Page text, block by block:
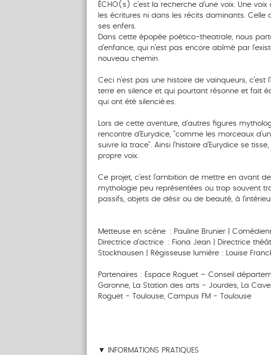
ÉCHO(s) c’est la recherche d’une voix. Une
les écritures ni dans les récits dominants. Celle
ses enfers.
Dans cette épopée poético-theatrale, nous
d’enfance, qui n’est pas encore abîmé par
nouveau chemin.
Ceci n’est pas une histoire de vainqueurs, c’est
terre en silence et qui pourtant résonne et fait
qui ont été silencié.es.
Lors de cette aventure, d’autres figures
rencontre d’Eurydice, "comme les morceaux
suivre la trace". Ainsi l’histoire d’Eurydice se
propre voix.
Ce projet, c’est l’ambition de mettre en avant
mythologie peu représentées ou trop souvent
passifs, objets de désir ou de beauté, à
Metteuse en scène : Pauline Brunier |
Directrice d’actrice : Fiona Jean | Directrice
Stockhausen | Régisseuse lumière : Louise
Partenaires : Espace Roguet – Conseil
Garonne, La Station des arts - Jourdes, La
Roguet - Toulouse, Campus FM - Toulouse
▼ INFORMATIONS PRATIQUES